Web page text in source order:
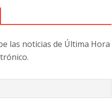
las noticias de Última Hora